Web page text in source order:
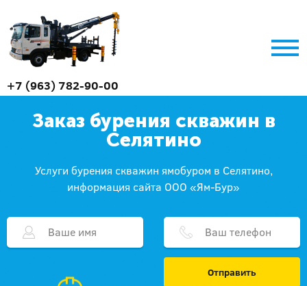
+7 (963) 782-90-00
Заказ бурения скважин в
Селятино
Услуги бурения скважин ямобуром в Селятино,
информация сайта ООО «Ям-Бур»
Отправить